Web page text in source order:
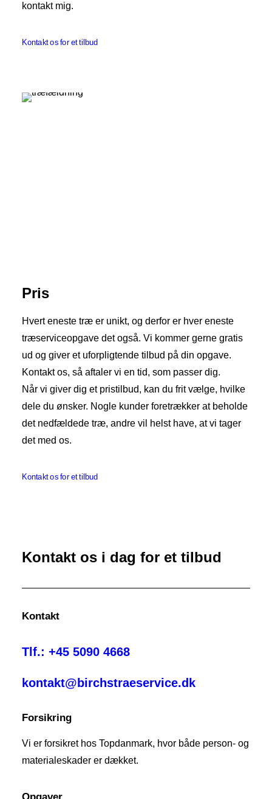
kontakt mig.
Kontakt os for et tilbud
Pris
Hvert eneste træ er unikt, og derfor er hver eneste
træserviceopgave det også. Vi kommer gerne gratis
ud og giver et uforpligtende tilbud på din opgave.
Kontakt os, så aftaler vi en tid, som passer dig.
Når vi giver dig et pristilbud, kan du frit vælge, hvilke
dele du ønsker. Nogle kunder foretrækker at beholde
det nedfældede træ, andre vil helst have, at vi tager
det med os.
Kontakt os for et tilbud
Kontakt os i dag for et tilbud
Kontakt
Tlf.: +45 5090 4668
kontakt@birchstraeservice.dk
Forsikring
Vi er forsikret hos Topdanmark, hvor både person- og
materialeskader er dækket.